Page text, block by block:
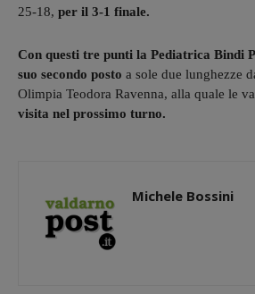
25-18, per il 3-1 finale.
Con questi tre punti la Pediatrica Bindi
suo secondo posto a sole due lunghezze
Olimpia Teodora Ravenna, alla quale le
visita nel prossimo turno.
Michele Bossini